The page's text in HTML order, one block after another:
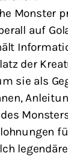
Monster
auf
der
sie als